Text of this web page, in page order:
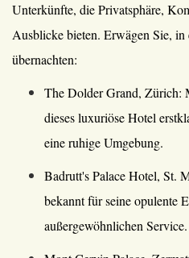
Unterkünfte, die Privatsphäre,
Ausblicke bieten. Erwägen Sie, in
übernachten:
The Dolder Grand,
dieses luxuriöse Hotel
eine ruhige Umgebung.
Badrutt's Palace Hotel, St.
bekannt für seine opulente
außergewöhnlichen Service.